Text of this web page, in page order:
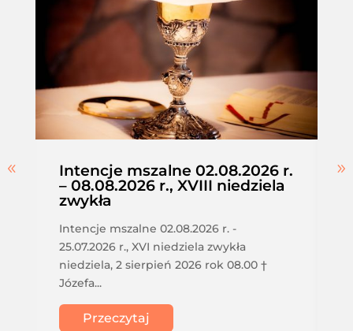
Intencje mszalne 02.08.2026 r.
– 08.08.2026 r., XVIII niedziela
zwykła
Intencje mszalne 02.08.2026 r. -
25.07.2026 r., XVI niedziela zwykła
niedziela, 2 sierpień 2026 rok 08.00 †
Józefa...
Przeczytaj